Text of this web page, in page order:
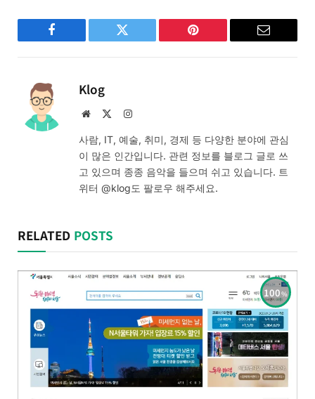
Facebook Twitter Pinterest Email
Klog
Website Instagram
사람, IT, 예술, 취미, 경제 등 다양한 분야에 관심
이 많은 인간입니다. 관련 정보를 블로그 글로 쓰
고 있으며 종종 음악을 들으며 쉬고 있습니다. 트
위터 @klog도 팔로우 해주세요.
RELATED POSTS
100